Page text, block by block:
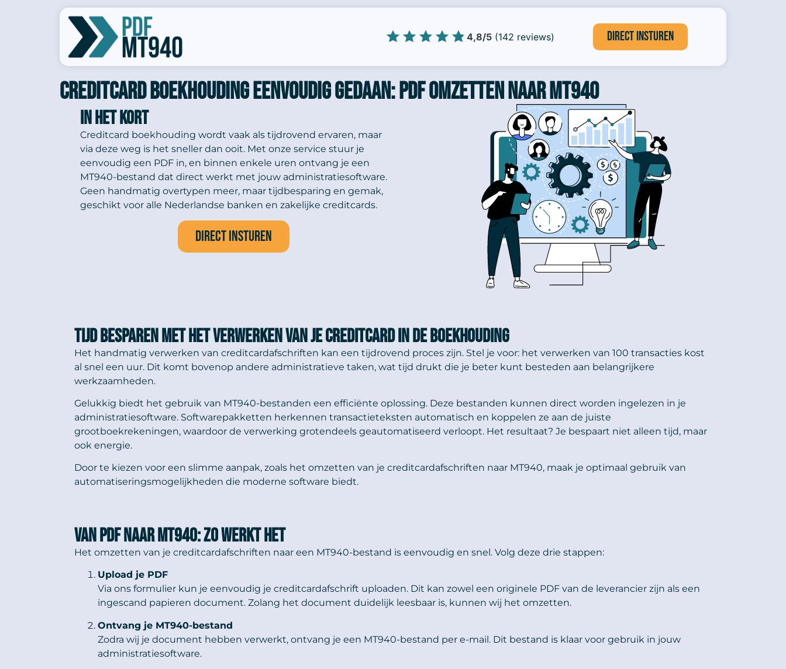
4,8/5 (142 reviews) Direct insturen
Creditcard boekhouding eenvoudig gedaan: PDF omzetten naar MT940
In het kort
Creditcard boekhouding wordt vaak als tijdrovend ervaren, maar
via deze weg is het sneller dan ooit. Met onze service stuur je
eenvoudig een PDF in, en binnen enkele uren ontvang je een
MT940-bestand dat direct werkt met jouw administratiesoftware.
Geen handmatig overtypen meer, maar tijdbesparing en gemak,
geschikt voor alle Nederlandse banken en zakelijke creditcards.
Direct insturen
Tijd besparen met het verwerken van je creditcard in de boekhouding
Het handmatig verwerken van creditcardafschriften kan een tijdrovend proces zijn. Stel je voor: het verwerken van 100 transacties kost
al snel een uur. Dit komt bovenop andere administratieve taken, wat tijd drukt die je beter kunt besteden aan belangrijkere
werkzaamheden.
Gelukkig biedt het gebruik van MT940-bestanden een efficiënte oplossing. Deze bestanden kunnen direct worden ingelezen in je
administratiesoftware. Softwarepakketten herkennen transactieteksten automatisch en koppelen ze aan de juiste
grootboekrekeningen, waardoor de verwerking grotendeels geautomatiseerd verloopt. Het resultaat? Je bespaart niet alleen tijd, maar
ook energie.
Door te kiezen voor een slimme aanpak, zoals het omzetten van je creditcardafschriften naar MT940, maak je optimaal gebruik van
automatiseringsmogelijkheden die moderne software biedt.
Van PDF naar MT940: Zo werkt het
Het omzetten van je creditcardafschriften naar een MT940-bestand is eenvoudig en snel. Volg deze drie stappen:
Upload je PDF
Via ons formulier kun je eenvoudig je creditcardafschrift uploaden. Dit kan zowel een originele PDF van de leverancier zijn als een
ingescand papieren document. Zolang het document duidelijk leesbaar is, kunnen wij het omzetten.
Ontvang je MT940-bestand
Zodra wij je document hebben verwerkt, ontvang je een MT940-bestand per e-mail. Dit bestand is klaar voor gebruik in jouw
administratiesoftware.